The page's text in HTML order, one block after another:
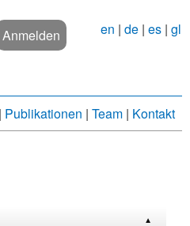
Anmelden en | de| es| gl
| Publikationen | Team| Kontakt